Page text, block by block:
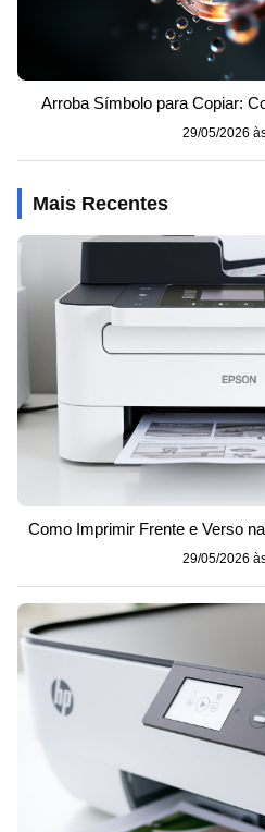
Arroba Símbolo para Copiar:
29/05/2026
Mais Recentes
Como Imprimir Frente e Verso
29/05/2026